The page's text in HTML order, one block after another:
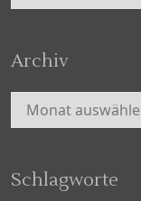
Archiv
Archiv
Schlagworte